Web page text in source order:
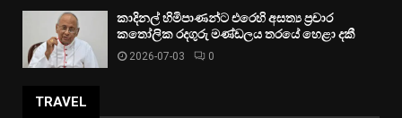
කාදිනල් හිමිපාණන්ට එරෙහි අසත්‍ය ප්‍රචාර
කතෝලික රදගුරු මණ්ඩලය තරයේ හෙළා දකී
2026-07-03 0
TRAVEL